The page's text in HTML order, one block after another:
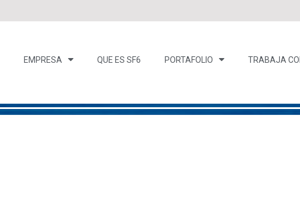
EMPRESA QUE ES SF6 PORTAFOLIO TRABAJA